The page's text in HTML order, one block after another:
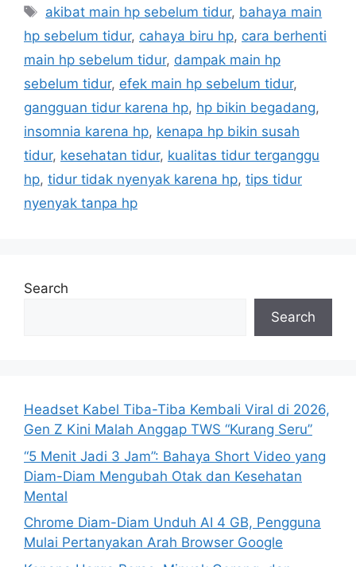
e
g
o
r
i
e
s
T
a
s
akibat main hp sebelum tidur, bahaya main
hp sebelum tidur, cahaya biru hp, cara berhenti
main hp sebelum tidur, dampak main hp
sebelum tidur, efek main hp sebelum tidur,
gangguan tidur karena hp, hp bikin begadang,
insomnia karena hp, kenapa hp bikin susah
tidur, kesehatan tidur, kualitas tidur terganggu
hp, tidur tidak nyenyak karena hp, tips tidur
nyenyak tanpa hp
Search
Search
Headset Kabel Tiba-Tiba Kembali Viral di 2026,
Gen Z Kini Malah Anggap TWS “Kurang Seru”
“5 Menit Jadi 3 Jam”: Bahaya Short Video yang
Diam-Diam Mengubah Otak dan Kesehatan
Mental
Chrome Diam-Diam Unduh AI 4 GB, Pengguna
Mulai Pertanyakan Arah Browser Google